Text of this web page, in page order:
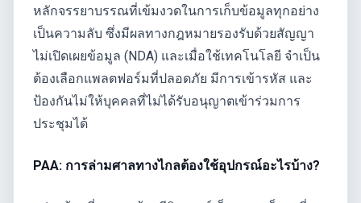
หลักจรรยาบรรณที่เข้มงวดในการเก็บข้อมูลทุกอย่าง
เป็นความลับ ซึ่งมีผลทางกฎหมายรองรับด้วยสัญญา
ไม่เปิดเผยข้อมูล (NDA) และเมื่อใช้เทคโนโลยี จำเป็น
ต้องเลือกแพลตฟอร์มที่ปลอดภัย มีการเข้ารหัส และ
ป้องกันไม่ให้บุคคลที่ไม่ได้รับอนุญาตเข้าร่วมการ
ประชุมได้
PAA: การล่ามศาลทางไกลต้องใช้อุปกรณ์อะไรบ้าง?